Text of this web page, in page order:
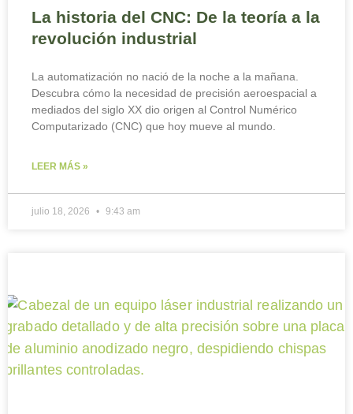
La historia del CNC: De la teoría a la
revolución industrial
La automatización no nació de la noche a la mañana.
Descubra cómo la necesidad de precisión aeroespacial a
mediados del siglo XX dio origen al Control Numérico
Computarizado (CNC) que hoy mueve al mundo.
LEER MÁS »
julio 18, 2026 9:43 am